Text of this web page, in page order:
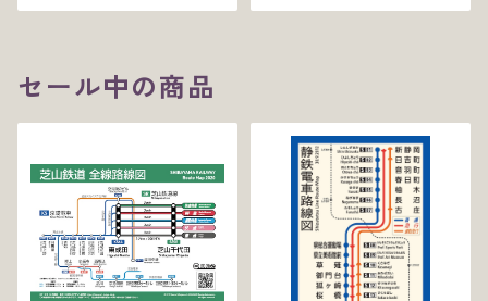
セール中の商品